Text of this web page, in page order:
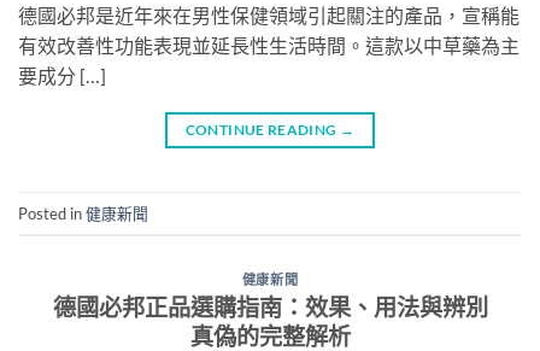
德國必邦是近年來在男性保健領域引起關注的產品，宣稱能
有效改善性功能表現並延長性生活時間。這款以中草藥為主
要成分 […]
CONTINUE READING →
Posted in健康新聞
健康新聞
德國必邦正品選購指南：效果、用法與辨別
真偽的完整解析